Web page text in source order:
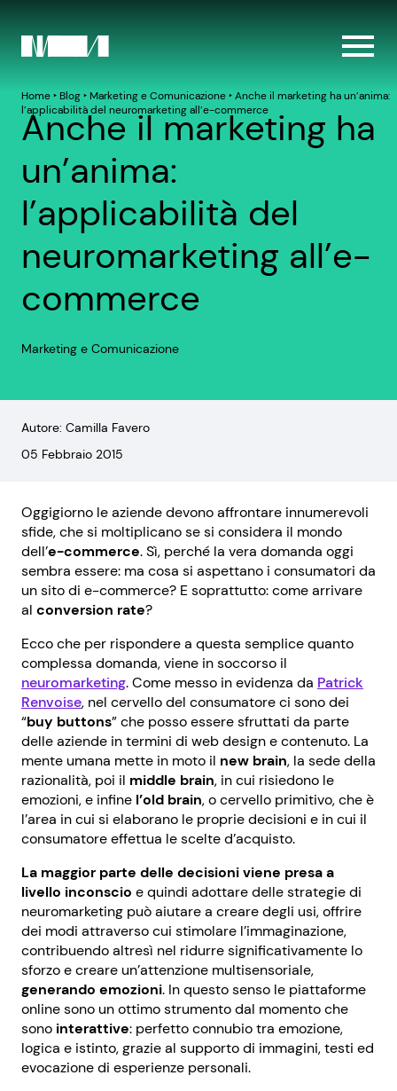
Home‣ Blog‣ Marketing e Comunicazione‣Anche il marketing ha un’anima:
l’applicabilità del neuromarketing all’e-commerce
Anche il marketing ha
un’anima:
l’applicabilità del
neuromarketing all’e-
commerce
Marketing e Comunicazione
Autore: Camilla Favero
05 Febbraio 2015
Oggigiorno le aziende devono affrontare innumerevoli
sfide, che si moltiplicano se si considera il mondo
dell’e-commerce. Sì, perché la vera domanda oggi
sembra essere: ma cosa si aspettano i consumatori da
un sito di e-commerce? E soprattutto: come arrivare
al conversion rate?
Ecco che per rispondere a questa semplice quanto
complessa domanda, viene in soccorso il
neuromarketing. Come messo in evidenza da Patrick
Renvoise, nel cervello del consumatore ci sono dei
“buy buttons” che posso essere sfruttati da parte
delle aziende in termini di web design e contenuto. La
mente umana mette in moto il new brain, la sede della
razionalità, poi il middle brain, in cui risiedono le
emozioni, e infine l’old brain, o cervello primitivo, che è
l’area in cui si elaborano le proprie decisioni e in cui il
consumatore effettua le scelte d’acquisto.
La maggior parte delle decisioni viene presa a
livello inconscio e quindi adottare delle strategie di
neuromarketing può aiutare a creare degli usi, offrire
dei modi attraverso cui stimolare l’immaginazione,
contribuendo altresì nel ridurre significativamente lo
sforzo e creare un’attenzione multisensoriale,
generando emozioni. In questo senso le piattaforme
online sono un ottimo strumento dal momento che
sono interattive: perfetto connubio tra emozione,
logica e istinto, grazie al supporto di immagini, testi ed
evocazione di esperienze personali.